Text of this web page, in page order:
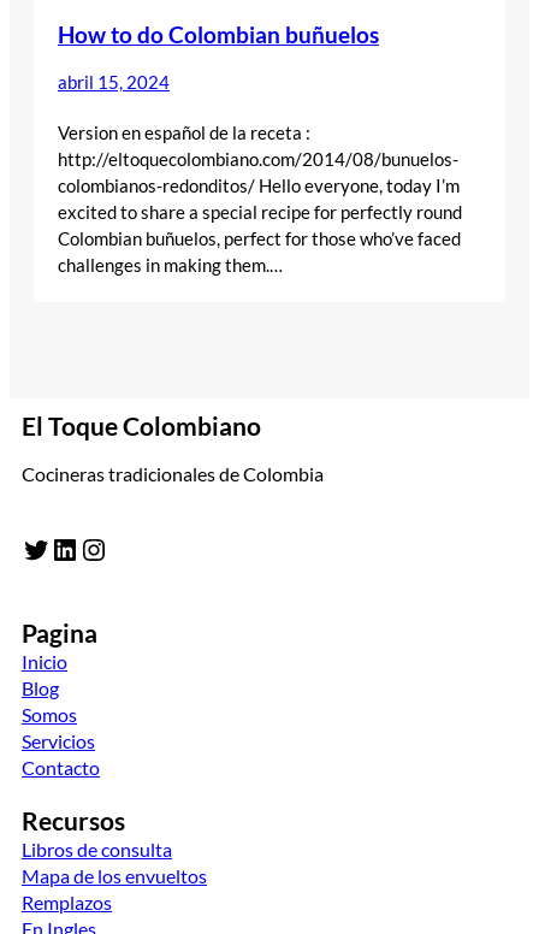
How to do Colombian buñuelos
abril 15, 2024
Version en español de la receta :
http://eltoquecolombiano.com/2014/08/bunuelos-
colombianos-redonditos/ Hello everyone, today I’m
excited to share a special recipe for perfectly round
Colombian buñuelos, perfect for those who’ve faced
challenges in making them.…
El Toque Colombiano
Cocineras tradicionales de Colombia
Twitter LinkedIn Instagram
Pagina
Inicio
Blog
Somos
Servicios
Contacto
Recursos
Libros de consulta
Mapa de los envueltos
Remplazos
En Ingles